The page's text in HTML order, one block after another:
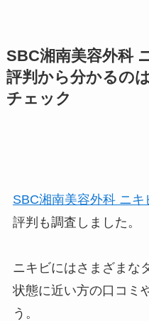
SBC湘南美容外科
評判から分かるの
チェック
SBC湘南美容外科 ニキ
評判も調査しました。
ニキビにはさまざまな
状態に近い方の口コミ
う。